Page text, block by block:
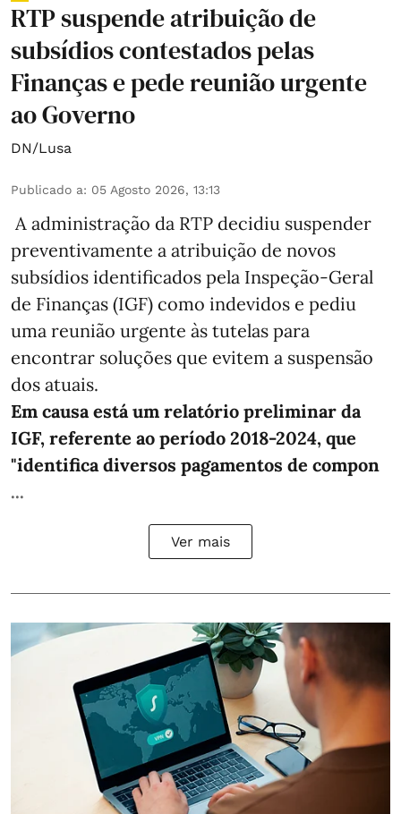
RTP suspende atribuição de
subsídios contestados pelas
Finanças e pede reunião urgente
ao Governo
DN/Lusa
Publicado a: 05 Agosto 2026, 13:13
A administração da RTP decidiu suspender
preventivamente a atribuição de novos
subsídios identificados pela Inspeção-Geral
de Finanças (IGF) como indevidos e pediu
uma reunião urgente às tutelas para
encontrar soluções que evitem a suspensão
dos atuais.
Em causa está um relatório preliminar da
IGF, referente ao período 2018-2024, que
"identifica diversos pagamentos de compon
...
Ver mais